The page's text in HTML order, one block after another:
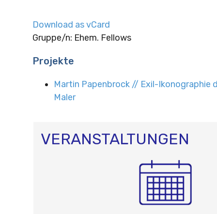
Download as vCard
Gruppe/n: Ehem. Fellows
Projekte
Martin Papenbrock // Exil-Ikonographie
Maler
VERANSTALTUNGEN